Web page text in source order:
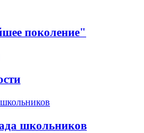
поколение"
школьников